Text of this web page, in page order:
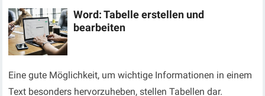
Word: Tabelle erstellen und
bearbeiten
Eine gute Möglichkeit, um wichtige Informationen in einem
Text besonders hervorzuheben, stellen Tabellen dar.